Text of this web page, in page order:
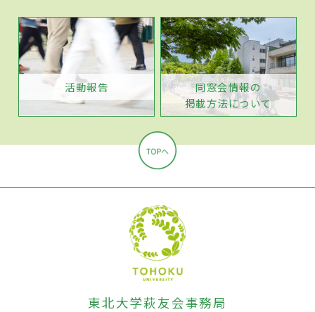
活動報告
同窓会情報の
掲載方法について
東北大学萩友会事務局